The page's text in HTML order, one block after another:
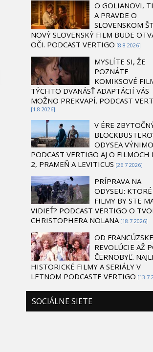
O GOLIANOVI,
A PRAVDE O
SLOVENSKOM
NOVÝ SLOVENSKÝ FILM BUDE
OČI. PODCAST VERTIGO [8.8 2026]
MYSLÍTE SI, ŽE
POZNÁTE
KOMIKSOVÉ
TÝCHTO DVANÁSŤ ADAPTÁCIÍ VÁS
MOŽNO PREKVAPÍ. PODCAST
[1.8 2026]
V ÉRE
ODYSEA
PODCAST VERTIGO AJ O FILMOCH
2, PRAMEŇ A LEVITICUS [26.7 2026]
PRÍPRAVA NA
ODYSEU: KTORÉ
FILMY BY STE
VIDIEŤ? PODCAST VERTIGO O
CHRISTOPHERA NOLANA [18.7 2026]
OD
REVOLÚCIE AŽ
ČERNOBYĽ.
HISTORICKÉ FILMY A SERIÁLY V
LETNOM PODCASTE VERTIGO [13.7
SOCIÁLNE SIETE